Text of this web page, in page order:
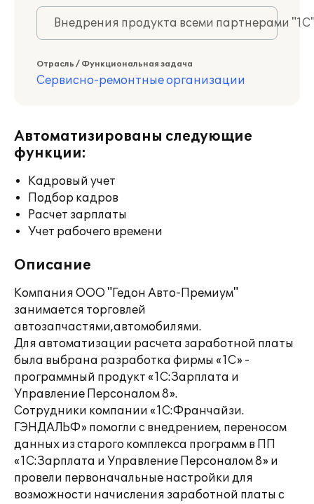
Внедрения продукта всеми партнерами
Отрасль / Функциональная задача
Сервисно-ремонтные организации
Автоматизированы следующие
функции:
Кадровый учет
Подбор кадров
Расчет зарплаты
Учет рабочего времени
Описание
Компания ООО "Гедон Авто-Премиум"
занимается торговлей
автозапчастями,автомобилями.
Для автоматизации расчета заработной платы
была выбрана разработка фирмы «1С» -
программный продукт «1С:Зарплата и
Управление Персоналом 8».
Сотрудники компании «1С:Франчайзи.
ГЭНДАЛЬФ» помогли с внедрением, переносом
данных из старого комплекса программ в ПП
«1С:Зарплата и Управление Персоналом 8» и
провели первоначальные настройки для
возможности начисления заработной платы с